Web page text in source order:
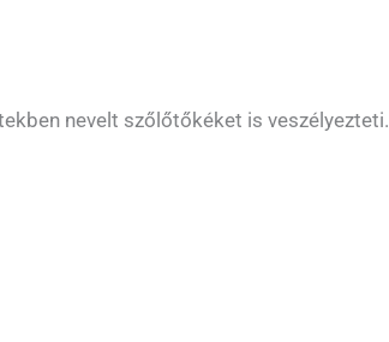
nevelt szőlőtőkéket is veszélyezteti.